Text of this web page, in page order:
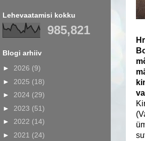
Lehevaatamisi kokku
985,821
Blogi arhiiv
► 2026 (9)
► 2025 (18)
► 2024 (29)
► 2023 (51)
► 2022 (14)
► 2021 (24)